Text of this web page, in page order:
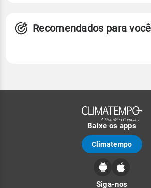
Recomendados para você
Baixe os apps
Climatempo
Siga-nos